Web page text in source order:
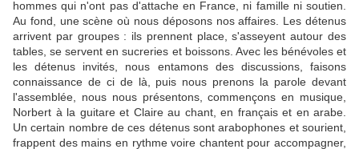
hommes qui n'ont pas d'attache en France, ni famille ni soutien.
Au fond, une scène où nous déposons nos affaires. Les détenus
arrivent par groupes : ils prennent place, s'asseyent autour des
tables, se servent en sucreries et boissons. Avec les bénévoles et
les détenus invités, nous entamons des discussions, faisons
connaissance de ci de là, puis nous prenons la parole devant
l'assemblée, nous nous présentons, commençons en musique,
Norbert à la guitare et Claire au chant, en français et en arabe.
Un certain nombre de ces détenus sont arabophones et sourient,
frappent des mains en rythme voire chantent pour accompagner,